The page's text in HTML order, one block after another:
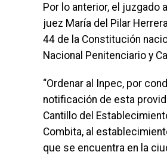
Por lo anterior, el juzgado
juez María del Pilar
44 de la Constitución
Nacional Penitenciario y
“Ordenar al Inpec, por
notificación de esta
Cantillo del
Combita, al
que se encuentra en la